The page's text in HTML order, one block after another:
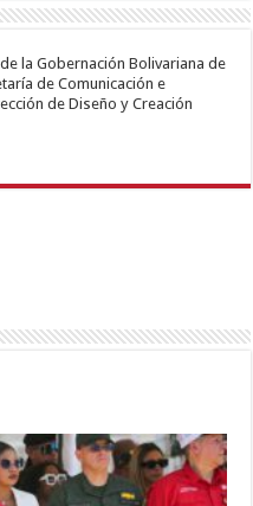
la Gobernación Bolivariana de
de Comunicación e
de Diseño y Creación